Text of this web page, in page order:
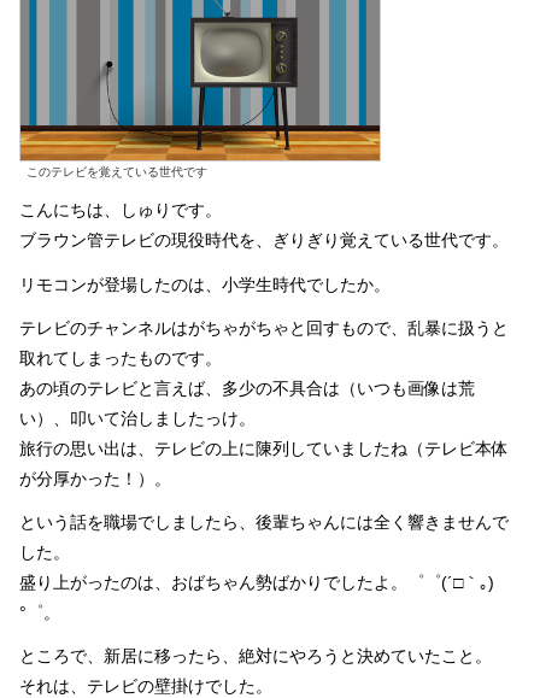
このテレビを覚えている世代です
こんにちは、しゅりです。
ブラウン管テレビの現役時代を、ぎりぎり覚えている世代です。
リモコンが登場したのは、小学生時代でしたか。
テレビのチャンネルはがちゃがちゃと回すもので、乱暴に扱うと
取れてしまったものです。
あの頃のテレビと言えば、多少の不具合は（いつも画像は荒
い）、叩いて治しましたっけ。
旅行の思い出は、テレビの上に陳列していましたね（テレビ本体
が分厚かった！）。
という話を職場でしましたら、後輩ちゃんには全く響きませんで
した。
盛り上がったのは、おばちゃん勢ばかりでしたよ。゜゜(´□｀｡)
°゜。
ところで、新居に移ったら、絶対にやろうと決めていたこと。
それは、テレビの壁掛けでした。